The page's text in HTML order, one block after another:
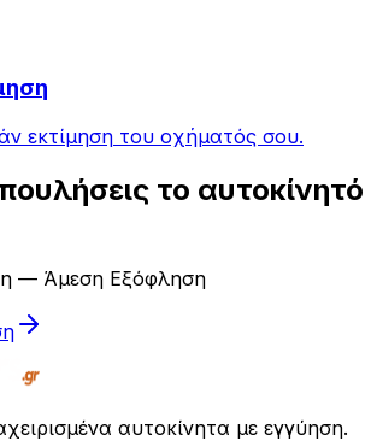
εκτίμηση του οχήματός σου.
το αυτοκίνητό
— Άμεση Εξόφληση
αυτοκίνητα με εγγύηση.